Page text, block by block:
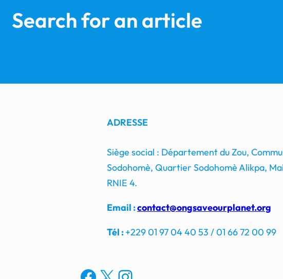
Search for an article
ADRESSE
Siège social : Département du Zou,
Sodohomè, Quartier Sodohomè Alikpa,
RNIE 4.
Email :contact@ongsaveourplanet.org
Tél :+229 01 97 04 40 53 / 01 66 72 00 99